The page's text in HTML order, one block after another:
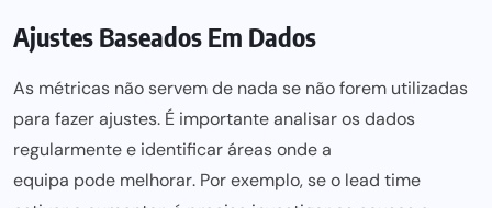
Ajustes Baseados Em Dados
As métricas não servem de nada se não forem utilizadas
para fazerajustes. É importante analisar os dados
regularmente e identificar áreas onde a
equipa pode melhorar. Por exemplo, se o lead time